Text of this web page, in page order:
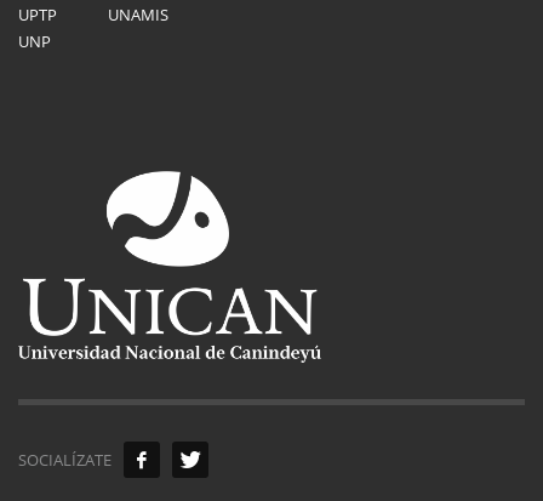
UPTP
UNAMIS
UNP
SOCIALÍZATE